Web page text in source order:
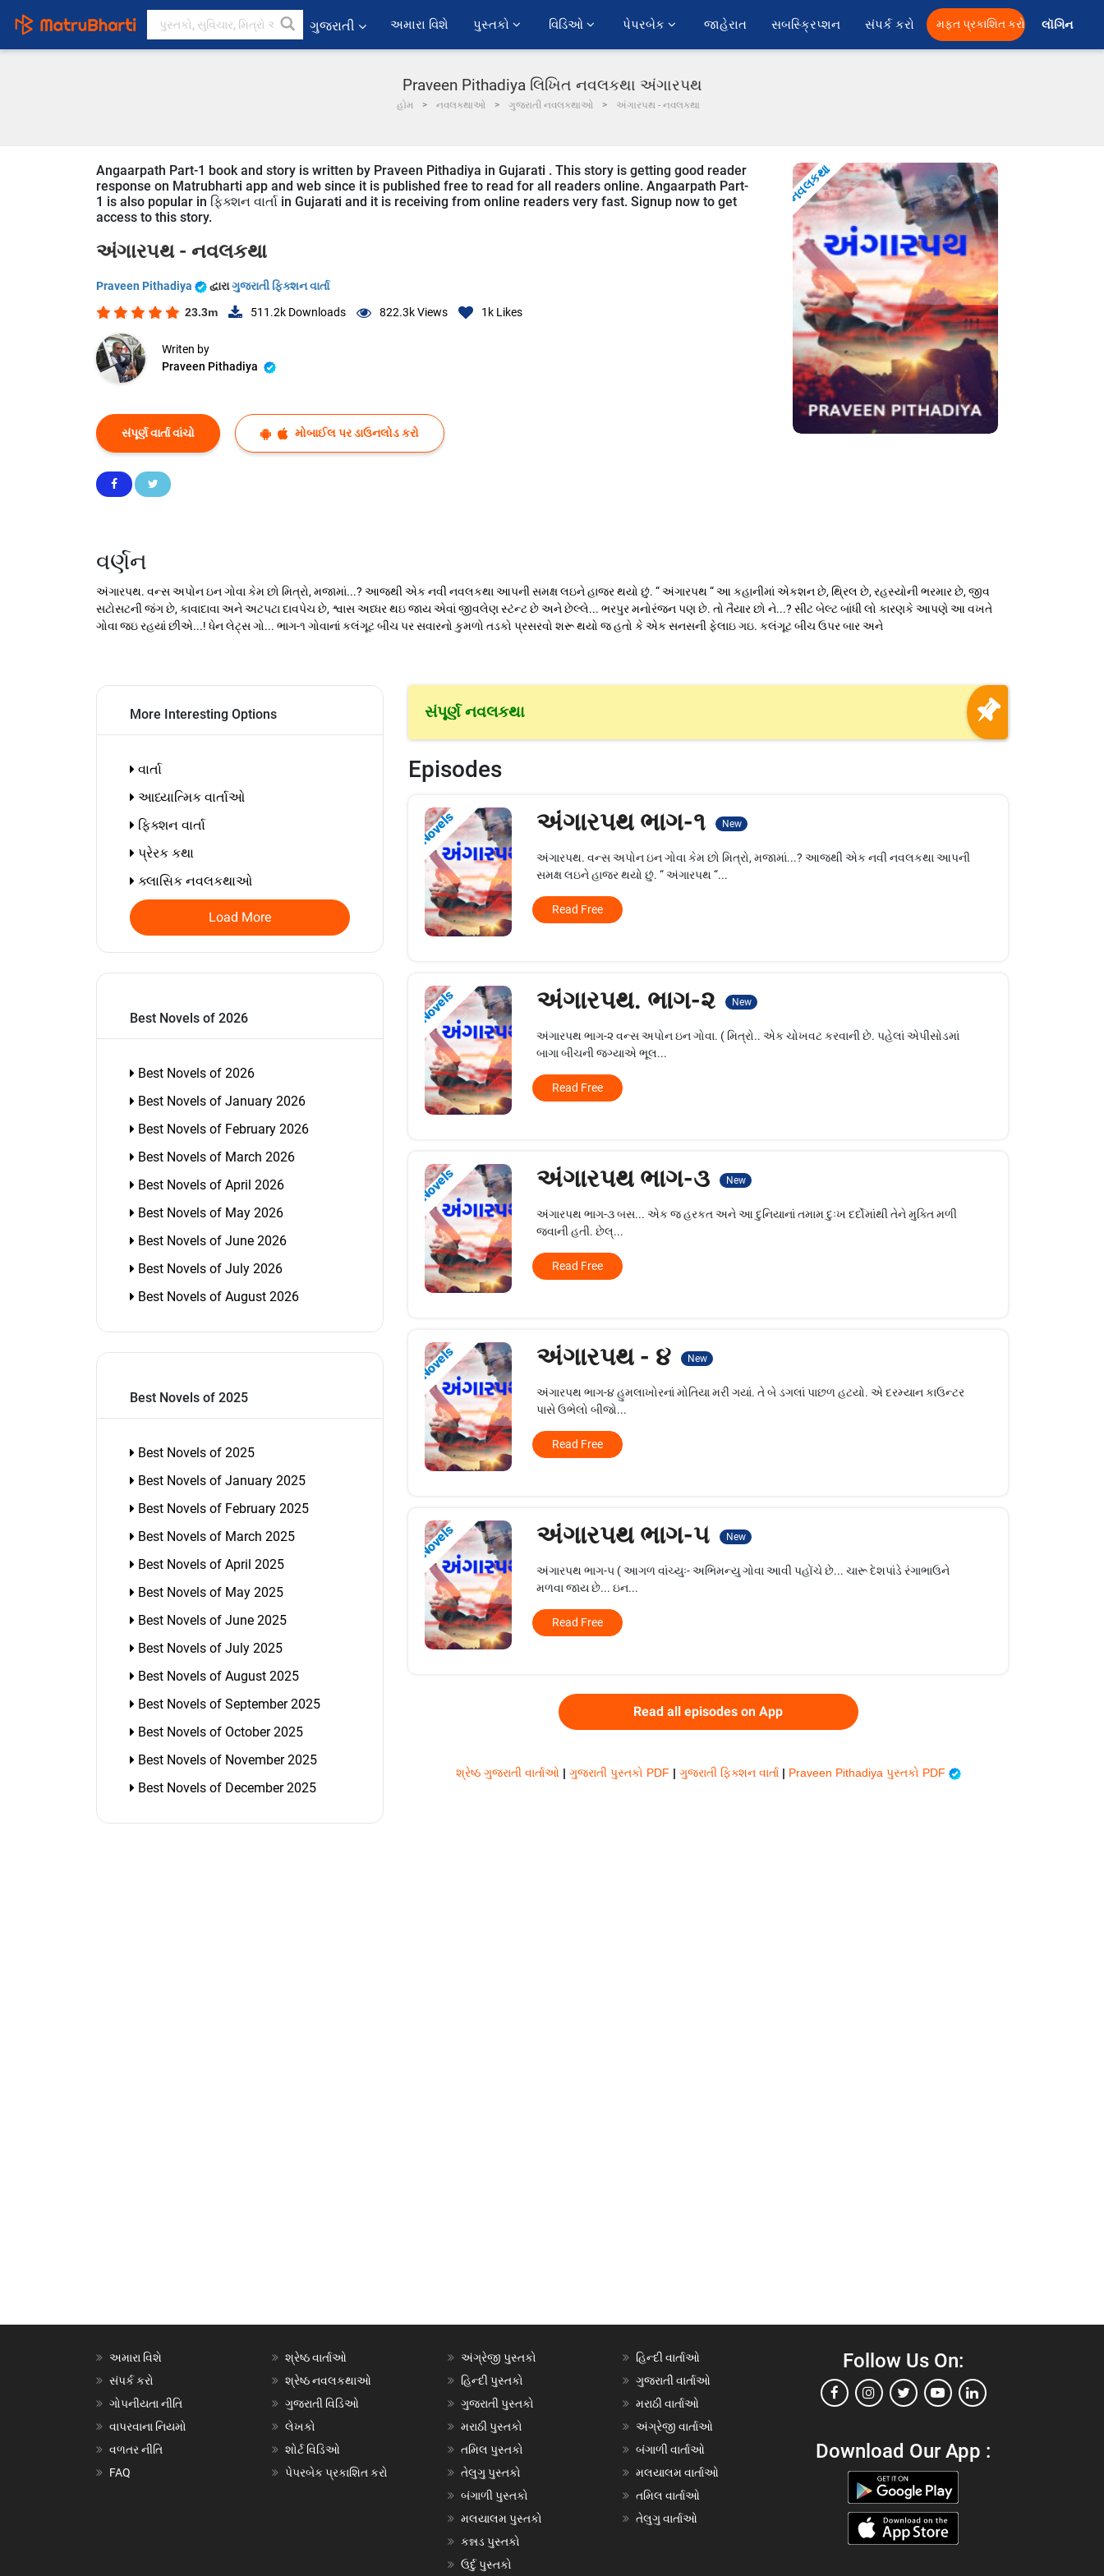
ગુજરાતી અમારા વિશે પુસ્તકો વિડિઓ પેપરબેક જાહેરાત સબસ્ક્રિપ્શન સંપર્ક કરો મફત પ્રકાશિત કરો લૉગિન
Praveen Pithadiya લિખિત નવલકથા અંગારપથ
હોમ નવલકથાઓ ગુજરાતી નવલકથાઓ અંગારપથ - નવલકથા
Angaarpath Part-1 book and story is written by Praveen Pithadiya in Gujarati . This story is getting good reader
response on Matrubharti app and web since it is published free to read for all readers online. Angaarpath Part-
1 is also popular in ફિક્શન વાર્તા in Gujarati and it is receiving from online readers very fast. Signup now to get
access to this story.
અંગારપથ - નવલકથા
Praveen Pithadiya દ્વારાગુજરાતી ફિક્શન વાર્તા
23.3m 511.2k Downloads 822.3kViews 1k Likes
Writen by
Praveen Pithadiya
સંપૂર્ણ વાર્તા વાંચો મોબાઈલ પર ડાઉનલોડ કરો
નવલકથા
વર્ણન
અંગારપથ. વન્સ અપોન ઇન ગોવા કેમ છો મિત્રો, મજામાં...? આજથી એક નવી નવલકથા આપની સમક્ષ લઇને હાજર થયો છું. “ અંગારપથ “ આ કહાનીમાં એકશન છે, થ્રિલ છે, રહસ્યોની ભરમાર છે, જીવ
સટોસટની જંગ છે, કાવાદાવા અને અટપટા દાવપેચ છે, શ્વાસ અધ્ધર થઇ જાય એવાં જીવલેણ સ્ટંન્ટ છે અને છેલ્લે... ભરપુર મનોરંજન પણ છે. તો તૈયાર છો ને...? સીટ બેલ્ટ બાંધી લો કારણકે આપણે આ વખતે
ગોવા જઇ રહયાં છીએ...! ધેન લેટ્સ ગો... ભાગ-૧ ગોવાનાં કલંગૂટ બીચ પર સવારનો કુમળો તડકો પ્રસરવો શરૂ થયો જ હતો કે એક સનસની ફેલાઇ ગઇ. કલંગૂટ બીચ ઉપર બાર અને
More Interesting Options
વાર્તા
આધ્યાત્મિક વાર્તાઓ
ફિક્શન વાર્તા
પ્રેરક કથા
ક્લાસિક નવલકથાઓ
Load More
Best Novels of 2026
Best Novels of 2026
Best Novels of January 2026
Best Novels of February 2026
Best Novels of March 2026
Best Novels of April 2026
Best Novels of May 2026
Best Novels of June 2026
Best Novels of July 2026
Best Novels of August 2026
Best Novels of 2025
Best Novels of 2025
Best Novels of January 2025
Best Novels of February 2025
Best Novels of March 2025
Best Novels of April 2025
Best Novels of May 2025
Best Novels of June 2025
Best Novels of July 2025
Best Novels of August 2025
Best Novels of September 2025
Best Novels of October 2025
Best Novels of November 2025
Best Novels of December 2025
સંપૂર્ણ નવલકથા
Episodes
Novels અંગારપથ ભાગ-૧ New
અંગારપથ. વન્સ અપોન ઇન ગોવા કેમ છો મિત્રો, મજામાં...? આજથી એક નવી નવલકથા આપની
સમક્ષ લઇને હાજર થયો છું. “ અંગારપથ “...
Read Free
Novels અંગારપથ. ભાગ-૨ New
અંગારપથ ભાગ-૨ વન્સ અપોન ઇન ગોવા. ( મિત્રો.. એક ચોખવટ કરવાની છે. પહેલાં એપીસોડમાં
બાગા બીચની જગ્યાએ ભૂલ...
Read Free
Novels અંગારપથ ભાગ-૩ New
અંગારપથ ભાગ-૩ બસ... એક જ હરકત અને આ દુનિયાનાં તમામ દુઃખ દર્દોમાંથી તેને મુક્તિ મળી
જવાની હતી. છેલ્...
Read Free
Novels અંગારપથ - ૪ New
અંગારપથ ભાગ-૪ હુમલાખોરનાં મોતિયા મરી ગયાં. તે બે ડગલાં પાછળ હટયો. એ દરમ્યાન કાઉન્ટર
પાસે ઉભેલો બીજો...
Read Free
Novels અંગારપથ ભાગ-૫ New
અંગારપથ ભાગ-૫ ( આગળ વાંચ્યુઃ- અભિમન્યુ ગોવા આવી પહોંચે છે... ચારૂ દેશપાંડે રંગાભાઉને
મળવા જાય છે... ઇન...
Read Free
Read all episodes on App
શ્રેષ્ઠ ગુજરાતી વાર્તાઓ | ગુજરાતી પુસ્તકો PDF | ગુજરાતી ફિક્શન વાર્તા | Praveen Pithadiya પુસ્તકો PDF
અમારા વિશે
સંપર્ક કરો
ગોપનીયતા નીતિ
વાપરવાના નિયમો
વળતર નીતિ
FAQ
શ્રેષ્ઠ વાર્તાઓ
શ્રેષ્ઠ નવલકથાઓ
ગુજરાતી વિડિઓ
લેખકો
શોર્ટ વિડિઓ
પેપરબેક પ્રકાશિત કરો
અંગ્રેજી પુસ્તકો
હિન્દી પુસ્તકો
ગુજરાતી પુસ્તકો
મરાઠી પુસ્તકો
તમિલ પુસ્તકો
તેલુગુ પુસ્તકો
બંગાળી પુસ્તકો
મલયાલમ પુસ્તકો
કન્નડ પુસ્તકો
ઉર્દુ પુસ્તકો
હિન્દી વાર્તાઓ
ગુજરાતી વાર્તાઓ
મરાઠી વાર્તાઓ
અંગ્રેજી વાર્તાઓ
બંગાળી વાર્તાઓ
મલયાલમ વાર્તાઓ
તમિલ વાર્તાઓ
તેલુગુ વાર્તાઓ
Follow Us On:
Download Our App :